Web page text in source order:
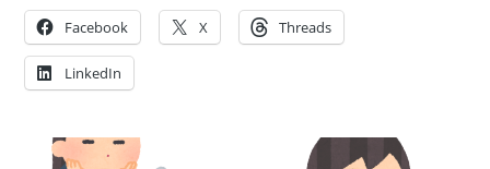
Facebook X Threads
LinkedIn